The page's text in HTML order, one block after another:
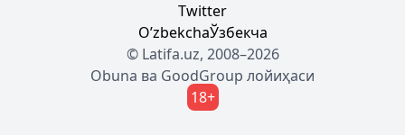
Twitter
OʼzbekchaЎзбекча
© Latifa.uz, 2008–2026
Obuna ва GoodGroup лойиҳаси
18+